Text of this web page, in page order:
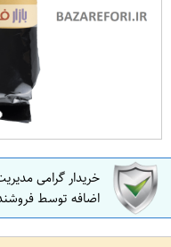
خریدار گرامی
اضافه توسط